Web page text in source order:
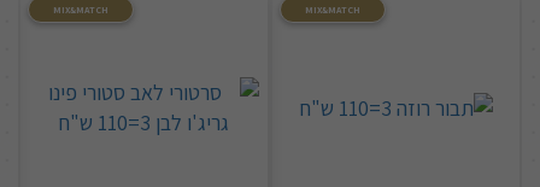
MIX&MATCH
MIX&MATCH